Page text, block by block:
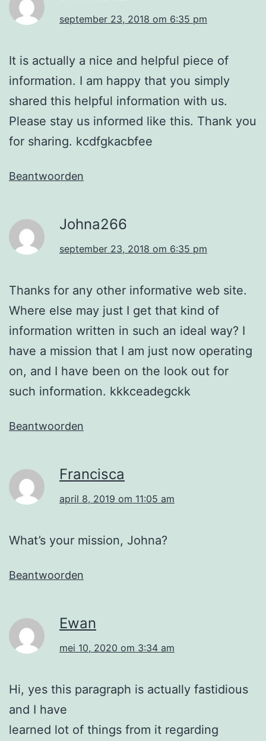
september 23, 2018 om 6:35 pm
It is actually a nice and helpful piece of
information. I am happy that you simply
shared this helpful information with us.
Please stay us informed like this. Thank you
for sharing. kcdfgkacbfee
Beantwoorden
Johna266
september 23, 2018 om 6:35 pm
Thanks for any other informative web site.
Where else may just I get that kind of
information written in such an ideal way? I
have a mission that I am just now operating
on, and I have been on the look out for
such information. kkkceadegckk
Beantwoorden
Francisca
april 8, 2019 om 11:05 am
What’s your mission, Johna?
Beantwoorden
Ewan
mei 10, 2020 om 3:34 am
Hi, yes this paragraph is actually fastidious
and I have
learned lot of things from it regarding